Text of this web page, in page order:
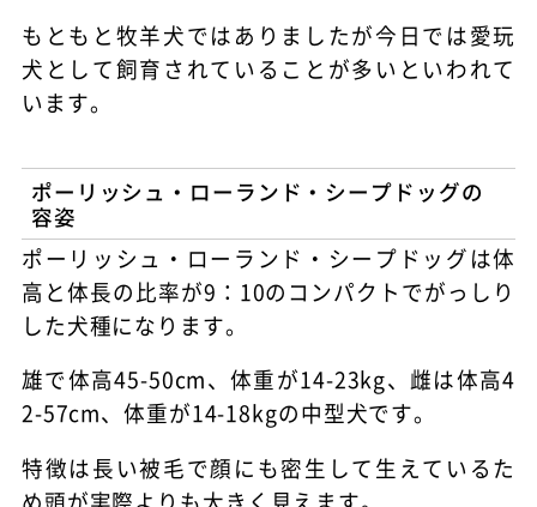
もともと牧羊犬ではありましたが今日では愛玩
犬として飼育されていることが多いといわれて
います。
ポーリッシュ・ローランド・シープドッグの
容姿
ポーリッシュ・ローランド・シープドッグは体
高と体長の比率が9：10のコンパクトでがっしり
した犬種になります。
雄で体高45-50cm、体重が14-23kg、雌は体高4
2-57cm、体重が14-18kgの中型犬です。
特徴は長い被毛で顔にも密生して生えているた